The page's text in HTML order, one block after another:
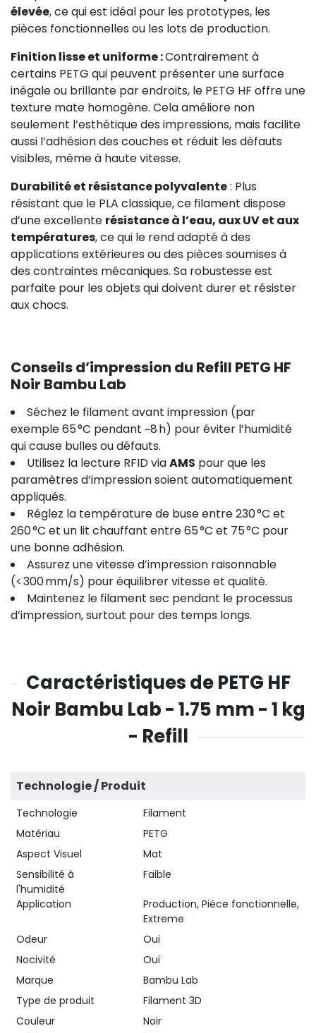
élevée, ce qui est idéal pour les prototypes, les
pièces fonctionnelles ou les lots de production.
Finition lisse et uniforme :Contrairement à
certains PETG qui peuvent présenter une surface
inégale ou brillante par endroits, le PETG HF offre une
texture mate homogène. Cela améliore non
seulement l’esthétique des impressions, mais facilite
aussi l’adhésion des couches et réduit les défauts
visibles, même à haute vitesse.
Durabilité et résistance polyvalente: Plus
résistant que le PLA classique, ce filament dispose
d’une excellente résistance à l’eau, aux UV et aux
températures, ce qui le rend adapté à des
applications extérieures ou des pièces soumises à
des contraintes mécaniques. Sa robustesse est
parfaite pour les objets qui doivent durer et résister
aux chocs.
Conseils d’impression du Refill PETG HF
Noir Bambu Lab
Séchez le filament avant impression (par
exemple 65 °C pendant ~8 h) pour éviter l’humidité
qui cause bulles ou défauts.
Utilisez la lecture RFID viaAMS pour que les
paramètres d’impression soient automatiquement
appliqués.
Réglez la température de buse entre 230 °C et
260 °C et un lit chauffant entre 65 °C et 75 °C pour
une bonne adhésion.
Assurez une vitesse d’impression raisonnable
(< 300 mm/s) pour équilibrer vitesse et qualité.
Maintenez le filament sec pendant le processus
d’impression, surtout pour des temps longs.
Caractéristiques de PETG HF
Noir Bambu Lab - 1.75 mm - 1 kg
- Refill
Technologie / Produit
Technologie
Filament
Matériau
PETG
Aspect Visuel
Mat
Sensibilité à
l'humidité
Faible
Application
Production, Pièce fonctionnelle,
Extreme
Odeur
Oui
Nocivité
Oui
Marque
Bambu Lab
Type de produit
Filament 3D
Couleur
Noir